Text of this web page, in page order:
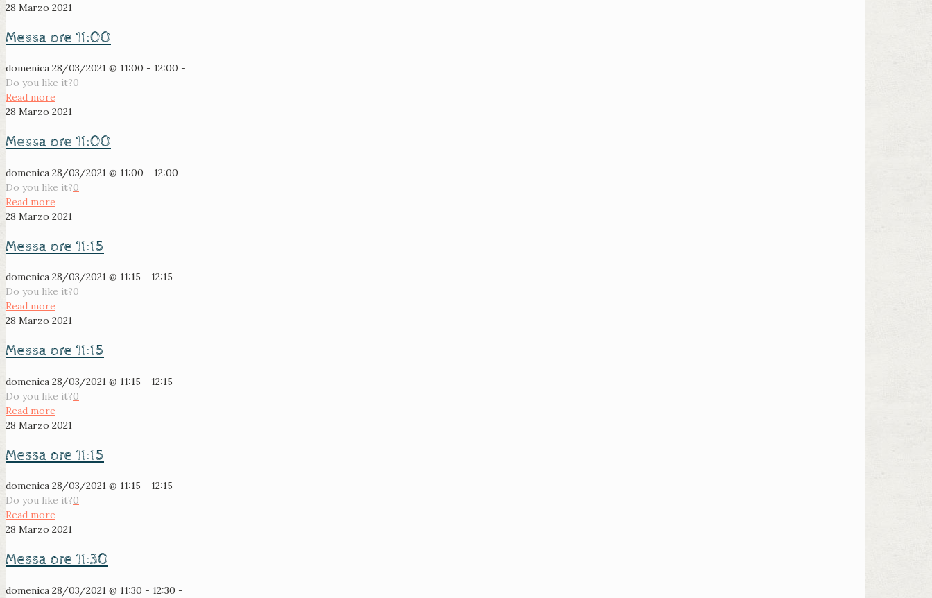
28 Marzo 2021
Messa ore 11:00
domenica 28/03/2021 @ 11:00 - 12:00 -
Do you like it?0
Read more
28 Marzo 2021
Messa ore 11:00
domenica 28/03/2021 @ 11:00 - 12:00 -
Do you like it?0
Read more
28 Marzo 2021
Messa ore 11:15
domenica 28/03/2021 @ 11:15 - 12:15 -
Do you like it?0
Read more
28 Marzo 2021
Messa ore 11:15
domenica 28/03/2021 @ 11:15 - 12:15 -
Do you like it?0
Read more
28 Marzo 2021
Messa ore 11:15
domenica 28/03/2021 @ 11:15 - 12:15 -
Do you like it?0
Read more
28 Marzo 2021
Messa ore 11:30
domenica 28/03/2021 @ 11:30 - 12:30 -